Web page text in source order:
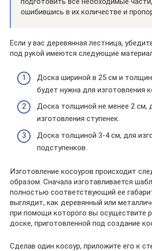
ошибившись в их количестве и
Если у вас деревянная лестница,
под рукой имеются следующие
Доска шириной в 25 см и
будет нужна для изготовления
Доска толщиной не менее 2 см,
изготовления ступенек.
Доска толщиной 3-4 см, для
подступенков.
Изготовление косоуров происходит
образом. Сначала изготавливается
полностью соответствующий ее
выглядит, как деревянный или
при помощи которого вы осуществите
доске, приготовленной под создание
Сделав один косоур, приложите его к